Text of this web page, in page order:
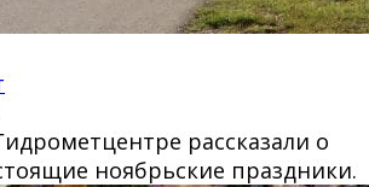
рассказали о
ноябрьские праздники.